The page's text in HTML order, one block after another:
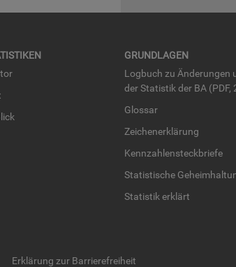
GRUND­LA­GEN
Log­buch zu Än­de­run­gen
der Sta­tis­tik der BA (PDF,
Glos­sar
Zei­chen­er­klä­rung
Kenn­zah­len­steck­brie­fe
Sta­tis­ti­sche
Sta­tis­tik er­klärt
Erklärung zur Barrierefreiheit